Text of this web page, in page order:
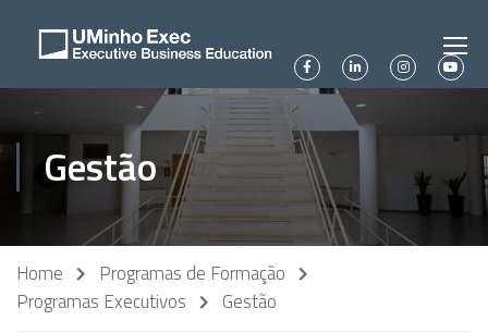
Gestão
Home
Programas de Formação
Programas Executivos
Gestão